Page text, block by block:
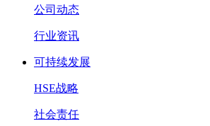
公司动态
行业资讯
可持续发展
HSE战略
社会责任